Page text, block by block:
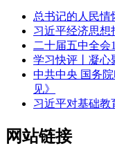
总书记的人民情
习近平经济思想
二十届五中全会
学习快评丨凝心
中共中央 国务
见》
习近平对基础教
网站链接